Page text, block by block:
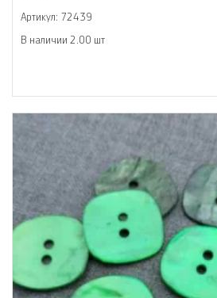
Артикул: 72439
В наличии 2.00 шт